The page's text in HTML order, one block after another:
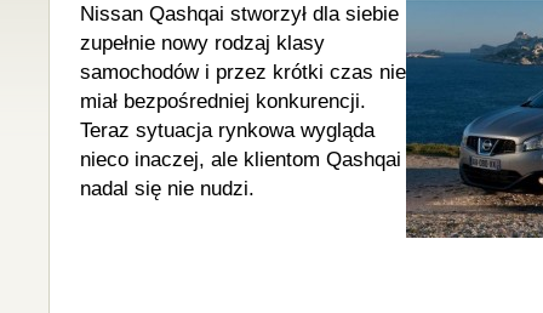
Nissan Qashqai stworzył dla siebie
zupełnie nowy rodzaj klasy
samochodów i przez krótki czas nie
miał bezpośredniej konkurencji.
Teraz sytuacja rynkowa wygląda
nieco inaczej, ale klientom Qashqai
nadal się nie nudzi.